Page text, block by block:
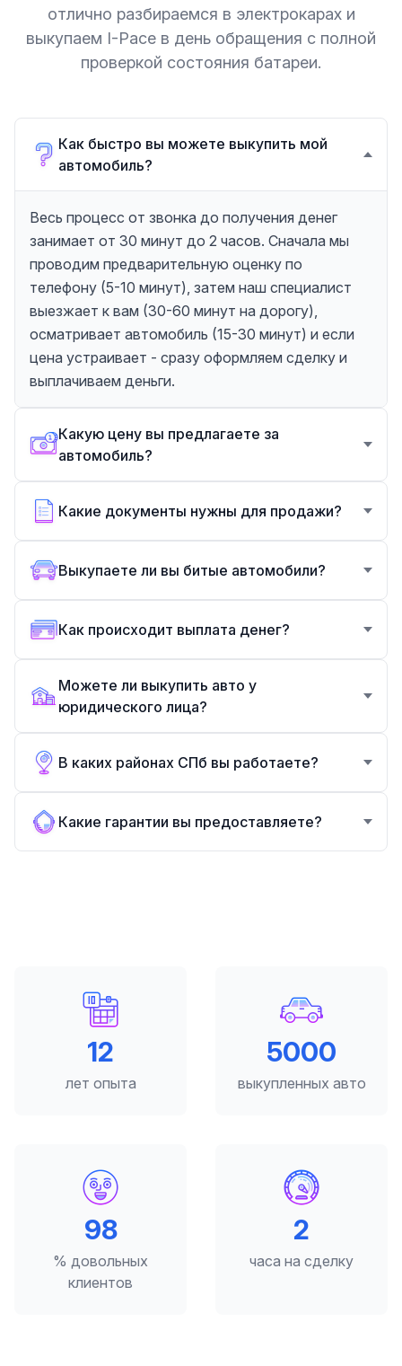
отлично разбираемся в электрокарах и
выкупаем I-Pace в день обращения с полной
проверкой состояния батареи.
Как быстро вы можете выкупить мой
автомобиль?
Весь процесс от звонка до получения денег
занимает от 30 минут до 2 часов. Сначала мы
проводим предварительную оценку по
телефону (5-10 минут), затем наш специалист
выезжает к вам (30-60 минут на дорогу),
осматривает автомобиль (15-30 минут) и если
цена устраивает - сразу оформляем сделку и
выплачиваем деньги.
Какую цену вы предлагаете за
автомобиль?
Какие документы нужны для продажи?
Выкупаете ли вы битые автомобили?
Как происходит выплата денег?
Можете ли выкупить авто у
юридического лица?
В каких районах СПб вы работаете?
Какие гарантии вы предоставляете?
12
лет опыта
5000
выкупленных авто
98
% довольных
клиентов
2
часа на сделку